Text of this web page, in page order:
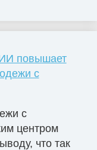
повышает
с
с
центром
что так